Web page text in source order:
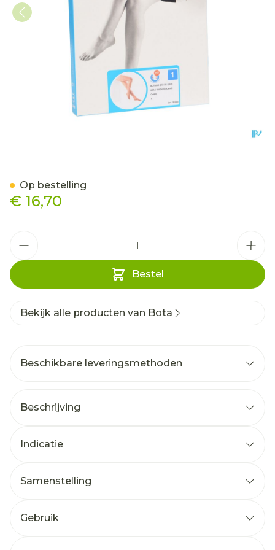
€ 16,70
Bestel
Op bestelling
Bekijk alle producten van Bota
Beschikbare leveringsmethoden
Beschrijving
Indicatie
Samenstelling
Gebruik